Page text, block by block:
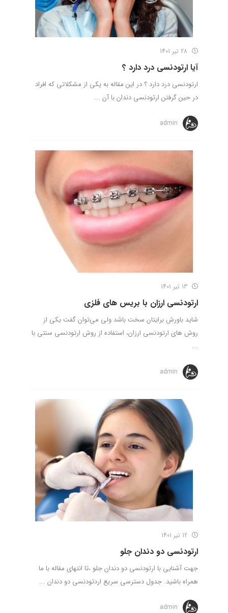
آیا ارتودنسی درد دارد ؟
ارتودنسی درد دارد ؟ در این مقاله به یکی از مشکلاتی که افراد
در حین گرفتن ارتودنسی دندان با آن ...
admin
ارتودنسی ارزان با بریس های فلزی
شاید باورش برایتان سخت باشد ولی می‌توان گفت یکی از
روش های ارتودنسی ارزان، استفاده از روش ارتودنسی سنتی با
...
admin
ارتودنسی دو دندان جلو
جهت آشنایی با ارتودنسی دو دندان جلو ،تا انتهای مقاله با ما
همراه باشید. جدول دسترسی سریع اردتودنسی دو دندان ...
admin